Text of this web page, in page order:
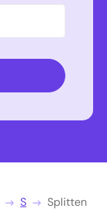
S Splitten